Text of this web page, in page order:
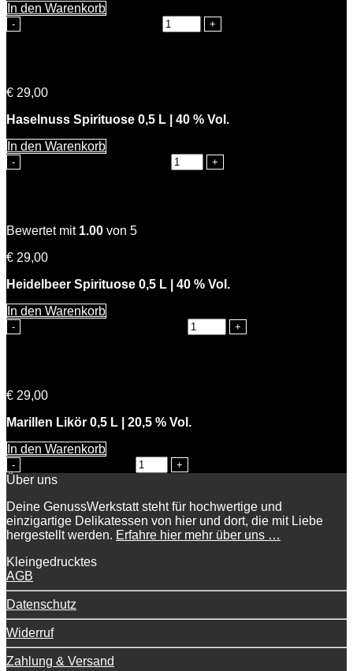
In den Warenkorb
€ 29,00
Haselnuss Spirituose 0,5 L | 40 % Vol.
In den Warenkorb
Bewertet mit 1.00 von 5
€ 29,00
Heidelbeer Spirituose 0,5 L | 40 % Vol.
In den Warenkorb
€ 29,00
Marillen Likör 0,5 L | 20,5 % Vol.
In den Warenkorb
Über uns
Deine GenussWerkstatt steht für hochwertige und
einzigartige Delikatessen von hier und dort, die mit Liebe
hergestellt werden. Erfahre hier mehr über uns …
Kleingedrucktes
AGB
Datenschutz
Widerruf
Zahlung & Versand